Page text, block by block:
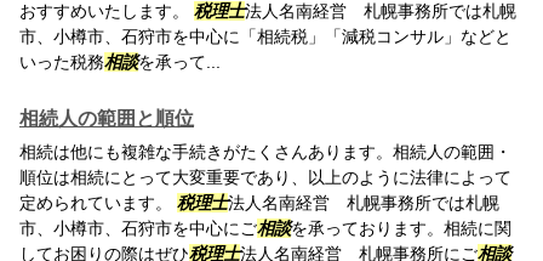
おすすめいたします。 税理士法人名南経営 札幌事務所では札幌
市、小樽市、石狩市を中心に「相続税」「減税コンサル」などと
いった税務相談を承って...
相続人の範囲と順位
相続は他にも複雑な手続きがたくさんあります。相続人の範囲・
順位は相続にとって大変重要であり、以上のように法律によって
定められています。 税理士法人名南経営 札幌事務所では札幌
市、小樽市、石狩市を中心にご相談を承っております。相続に関
してお困りの際はぜひ税理士法人名南経営 札幌事務所にご相談